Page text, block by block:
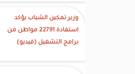
وزير تمكين الشباب يؤكد
استفادة 22791 مواطن من
برامج التشغيل (فيديو)